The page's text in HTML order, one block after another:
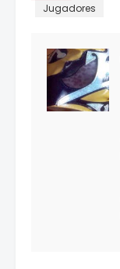
Jugadores